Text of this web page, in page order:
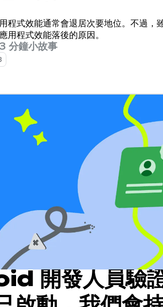
程式效能通常會退居次要地位。不過，
用程式效能落後的原因。
分鐘小故事
開發人員驗